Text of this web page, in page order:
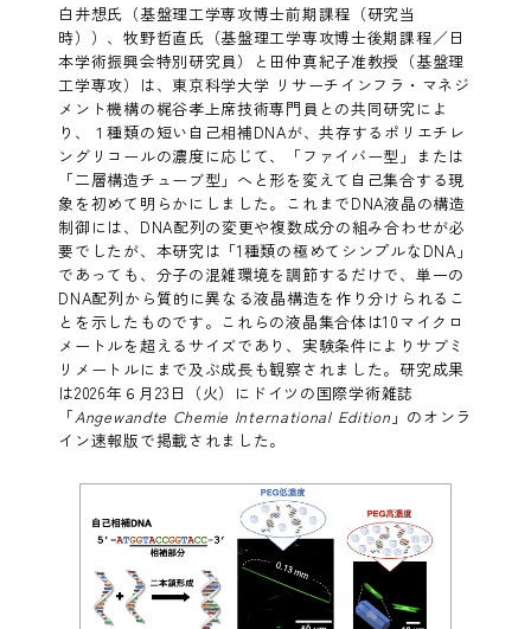
白井想氏（基盤理工学専攻博士前期課程（研究当
時））、牧野哲直氏（基盤理工学専攻博士後期課程／日
本学術振興会特別研究員）と田仲真紀子准教授（基盤理
工学専攻）は、東京科学大学 リサーチインフラ・マネジ
メント機構の梶谷孝上席技術専門員との共同研究によ
り、１種類の短い自己相補DNAが、共存するポリエチレ
ングリコールの濃度に応じて、「ファイバー型」または
「二層構造チューブ型」へと形を変えて自己集合する現
象を初めて明らかにしました。これまでDNA液晶の構造
制御には、DNA配列の変更や複数成分の組み合わせが必
要でしたが、本研究は「1種類の極めてシンプルなDNA」
であっても、分子の混雑環境を調節するだけで、単一の
DNA配列から質的に異なる液晶構造を作り分けられるこ
とを示したものです。これらの液晶集合体は10マイクロ
メートルを超えるサイズであり、実験条件によりサブミ
リメートルにまで及ぶ成長も観察されました。研究成果
は2026年６月23日（火）にドイツの国際学術雑誌
「Angewandte Chemie International Edition 」のオンラ
イン速報版で掲載されました。